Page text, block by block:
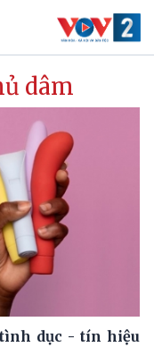
dâm
dục - tín hiệu